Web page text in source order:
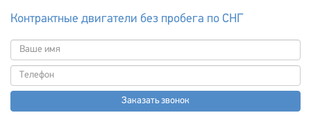
Контрактные двигатели без пробега по СНГ
Заказать звонок